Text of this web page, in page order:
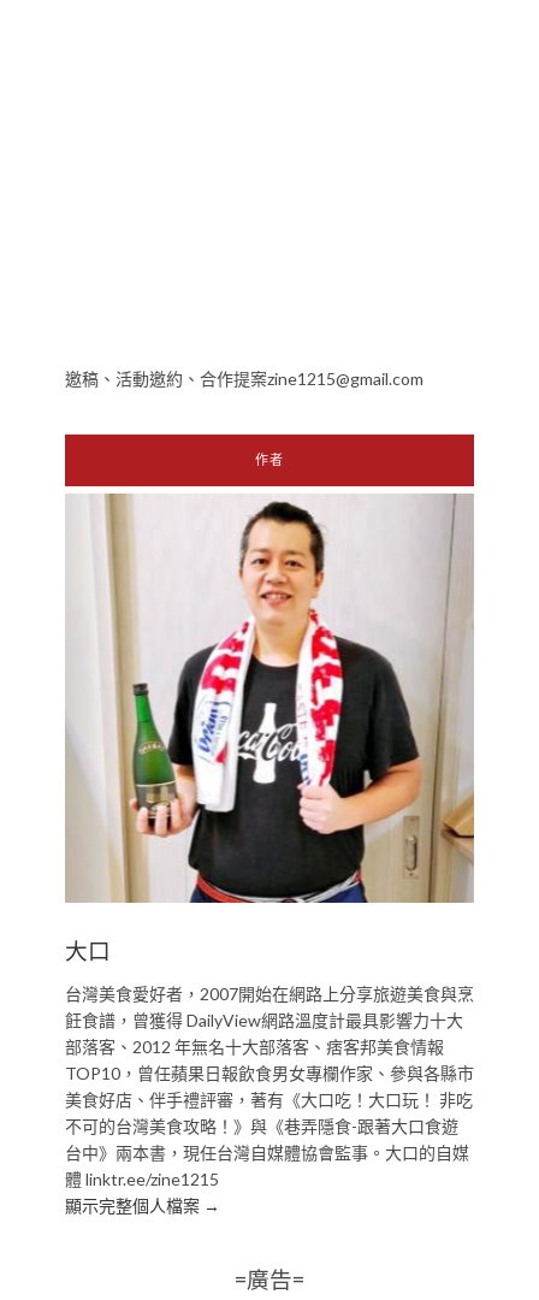
邀稿、活動邀約、合作提案zine1215@gmail.com
作者
大口
台灣美食愛好者，2007開始在網路上分享旅遊美食與烹
飪食譜，曾獲得 DailyView網路溫度計最具影響力十大
部落客、2012 年無名十大部落客、痞客邦美食情報
TOP10，曾任蘋果日報飲食男女專欄作家、參與各縣市
美食好店、伴手禮評審，著有《大口吃！大口玩！ 非吃
不可的台灣美食攻略！》與《巷弄隱食-跟著大口食遊
台中》兩本書，現任台灣自媒體協會監事。大口的自媒
體 linktr.ee/zine1215
顯示完整個人檔案 →
=廣告=